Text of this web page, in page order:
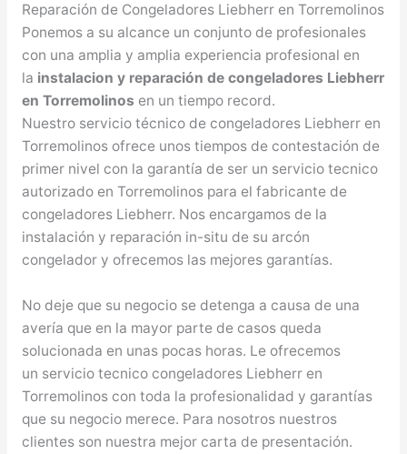
Reparación de Congeladores Liebherr en Torremolinos
Ponemos a su alcance un conjunto de profesionales
con una amplia y amplia experiencia profesional en
la instalacion y reparación de congeladores Liebherr
en Torremolinos en un tiempo record.
Nuestro servicio técnico de congeladores Liebherr en
Torremolinos ofrece unos tiempos de contestación de
primer nivel con la garantía de ser un servicio tecnico
autorizado en Torremolinos para el fabricante de
congeladores Liebherr. Nos encargamos de la
instalación y reparación in-situ de su arcón
congelador y ofrecemos las mejores garantías.
No deje que su negocio se detenga a causa de una
avería que en la mayor parte de casos queda
solucionada en unas pocas horas. Le ofrecemos
un servicio tecnico congeladores Liebherr en
Torremolinos con toda la profesionalidad y garantías
que su negocio merece. Para nosotros nuestros
clientes son nuestra mejor carta de presentación.